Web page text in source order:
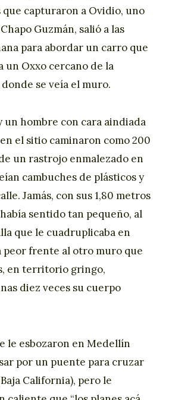
que capturaron a Ovidio, uno
Guzmán, salió a las
para abordar un carro que
un Oxxo cercano de la
se veía el muro.
un hombre con cara aindiada
el sitio caminaron como 200
un rastrojo enmalezado en
cambuches de plásticos y
Jamás, con sus 1,80 metros
sentido tan pequeño, al
que le cuadruplicaba en
peor frente al otro muro que
en territorio gringo,
diez veces su cuerpo
le esbozaron en Medellín
por un puente para cruzar
California), pero le